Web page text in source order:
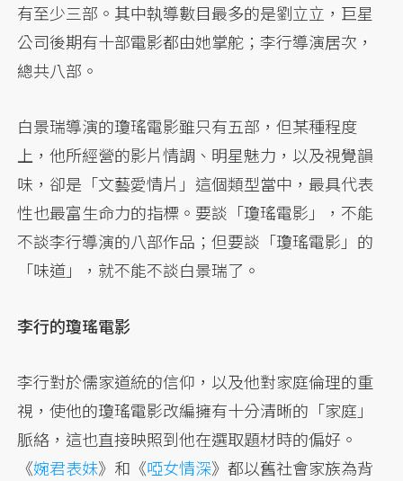
有至少三部。其中執導數目最多的是劉立立，巨星
公司後期有十部電影都由她掌舵；李行導演居次，
總共八部。
白景瑞導演的瓊瑤電影雖只有五部，但某種程度
上，他所經營的影片情調、明星魅力，以及視覺韻
味，卻是「文藝愛情片」這個類型當中，最具代表
性也最富生命力的指標。要談「瓊瑤電影」，不能
不談李行導演的八部作品；但要談「瓊瑤電影」的
「味道」，就不能不談白景瑞了。
李行的瓊瑤電影
李行對於儒家道統的信仰，以及他對家庭倫理的重
視，使他的瓊瑤電影改編擁有十分清晰的「家庭」
脈絡，這也直接映照到他在選取題材時的偏好。
《婉君表妹》和《啞女情深》都以舊社會家族為背